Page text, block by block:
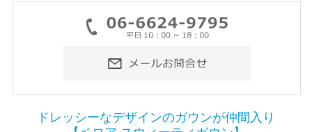
ドレッシーなデザインのガウンが仲間入り